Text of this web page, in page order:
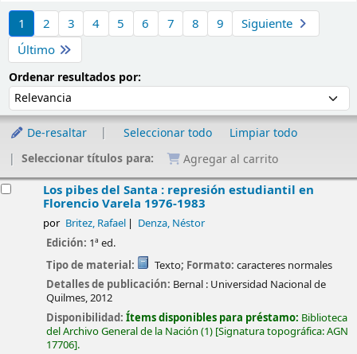
1
2 3 4 5 6 7 8 9
Siguiente
Último
Ordenar resultados por:
De-resaltar Seleccionar todo
Limpiar todo
Seleccionar títulos para:
Agregar al carrito
Los pibes del Santa : represión estudiantil en
Florencio Varela 1976-1983
por Britez, Rafael Denza, Néstor
Edición: 1ª ed.
Tipo de material:
Texto; Formato: caracteres normales
Detalles de publicación: Bernal : Universidad Nacional de
Quilmes,2012
Disponibilidad:Ítems disponibles para préstamo: Biblioteca
del Archivo General de la Nación (1) Signatura topográfica:AGN
17706 .